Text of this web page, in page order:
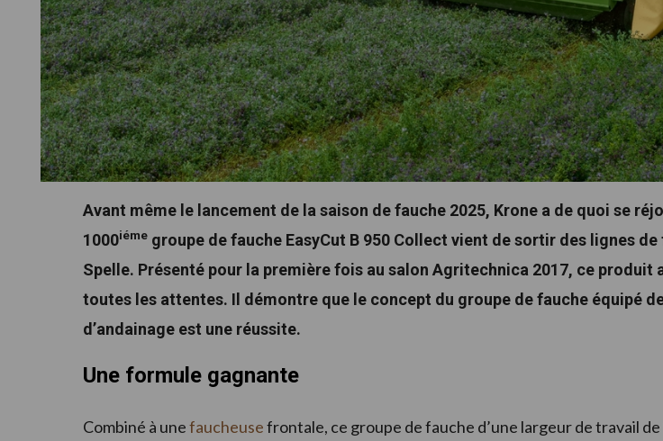
Avant même le lancement de la saison de fauche 2025, Krone a de quoi se
1000iéme groupe de fauche EasyCut B 950 Collect vient de sortir des lignes
Spelle. Présenté pour la première fois au salon Agritechnica 2017, ce produit
toutes les attentes. Il démontre que le concept du groupe de fauche équipé
d’andainage est une réussite.
Une formule gagnante
Combiné à unefaucheusefrontale, ce groupe de fauche d’une largeur de travail de